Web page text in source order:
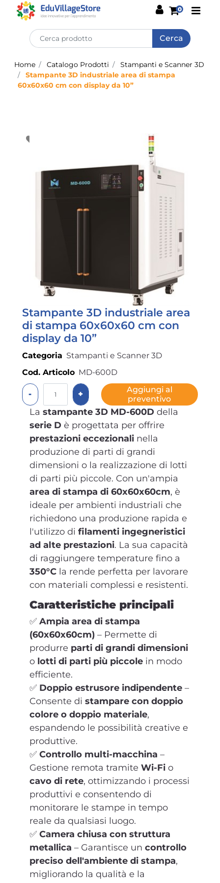
0
Home Catalogo Prodotti
Stampanti e Scanner 3D
Stampante 3D industriale area di stampa
60x60x60 cm con display da 10”
Stampante 3D industriale area
di stampa 60x60x60 cm con
display da 10”
Categoria Stampanti e Scanner 3D
Cod. Articolo MD-600D
Quantità
Aggiungi al
preventivo
La stampante 3D MD-600D della
serie D è progettata per offrire
prestazioni eccezionali nella
produzione di parti di grandi
dimensioni o la realizzazione di lotti
di parti più piccole. Con un'ampia
area di stampa di 60x60x60cm, è
ideale per ambienti industriali che
richiedono una produzione rapida e
l'utilizzo di filamenti ingegneristici
ad alte prestazioni. La sua capacità
di raggiungere temperature fino a
350°C la rende perfetta per lavorare
con materiali complessi e resistenti.
Caratteristiche principali
✅ Ampia area di stampa
(60x60x60cm) – Permette di
produrre parti di grandi dimensioni
o lotti di parti più piccole in modo
efficiente.
✅ Doppio estrusore indipendente –
Consente di stampare con doppio
colore o doppio materiale,
espandendo le possibilità creative e
produttive.
✅ Controllo multi-macchina –
Gestione remota tramite Wi-Fi o
cavo di rete, ottimizzando i processi
produttivi e consentendo di
monitorare le stampe in tempo
reale da qualsiasi luogo.
✅ Camera chiusa con struttura
metallica – Garantisce un controllo
preciso dell'ambiente di stampa,
migliorando la qualità e la